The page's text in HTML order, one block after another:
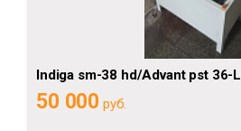
Indiga sm-38 hd/Advant pst 36-L
50 000 руб.